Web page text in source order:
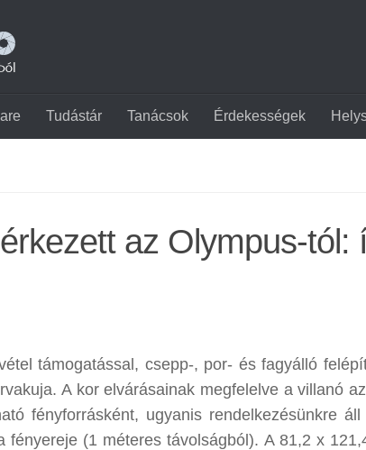
Tudástár Tanácsok Érdekességek
az Olympus-tól:
támogatással, csepp-, por- és fagyálló
A kor elvárásainak megfelelve a villanó
fényforrásként, ugyanis rendelkezésünkre
(1 méteres távolságból). A 81,2 x